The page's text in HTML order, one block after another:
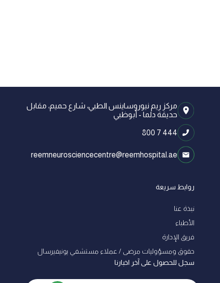
مركز ريم نيوروساينس الطبي، شارع حميم، مقابل
حديقة دلما - أبوظبي
800 7 444
reemneurosciencecentre@reemhospital.ae
روابط سريعة
نبذة عنا
الأطباء
فريق الإدارة
ﺣﻘﻮق وﻣﺴﺆوﻟﻴﺎت ﻣﺮﺿﻰ / ﻋﻤﻼء ﻣﺴﺘﺸﻔﻲ ﻳﻮﻧﻴﻔﻴﺮﺳﺎل
سجل للحصول على آخر اخبارنا